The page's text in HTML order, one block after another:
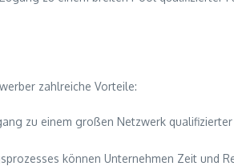
zahlreiche Vorteile:
zu einem großen Netzwerk
können Unternehmen Zeit und